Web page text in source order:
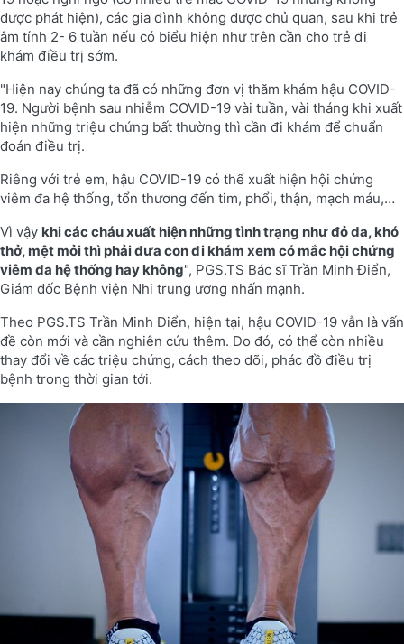
được phát hiện), các gia đình không được chủ quan, sau khi trẻ
âm tính 2- 6 tuần nếu có biểu hiện như trên cần cho trẻ đi
khám điều trị sớm.
"Hiện nay chúng ta đã có những đơn vị thăm khám hậu COVID-
19. Người bệnh sau nhiễm COVID-19 vài tuần, vài tháng khi xuất
hiện những triệu chứng bất thường thì cần đi khám để chuẩn
đoán điều trị.
Riêng với trẻ em, hậu COVID-19 có thể xuất hiện hội chứng
viêm đa hệ thống, tổn thương đến tim, phổi, thận, mạch máu,…
Vì vậy khi các cháu xuất hiện những tình trạng như đỏ da, khó
thở, mệt mỏi thì phải đưa con đi khám xem có mắc hội chứng
viêm đa hệ thống hay không", PGS.TS Bác sĩ Trần Minh Điển,
Giám đốc Bệnh viện Nhi trung ương nhấn mạnh.
Theo PGS.TS Trần Minh Điển, hiện tại, hậu COVID-19 vẫn là vấn
đề còn mới và cần nghiên cứu thêm. Do đó, có thể còn nhiều
thay đổi về các triệu chứng, cách theo dõi, phác đồ điều trị
bệnh trong thời gian tới.